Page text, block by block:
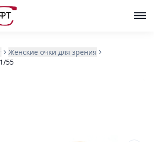
Женские очки для зрения
55